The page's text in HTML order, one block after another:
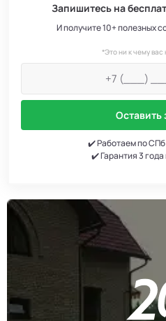
Запишитесь на
И получите 10+ полезных
*Это ни к чему вас
Оставить
✔️ Работаем по СПб
✔️ Гарантия 3